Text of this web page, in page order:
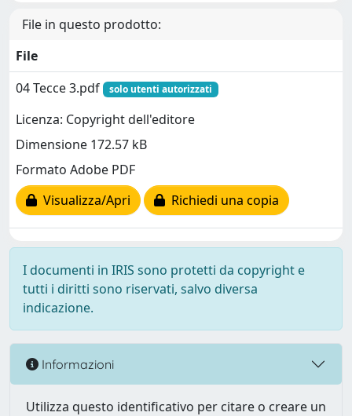
File in questo prodotto:
File
04 Tecce 3.pdf
solo utenti autorizzati
Licenza: Copyright dell'editore
Dimensione 172.57 kB
Formato Adobe PDF
Visualizza/Apri
Richiedi una copia
I documenti in IRIS sono protetti da copyright e
tutti i diritti sono riservati, salvo diversa
indicazione.
Informazioni
Utilizza questo identificativo per citare o creare un